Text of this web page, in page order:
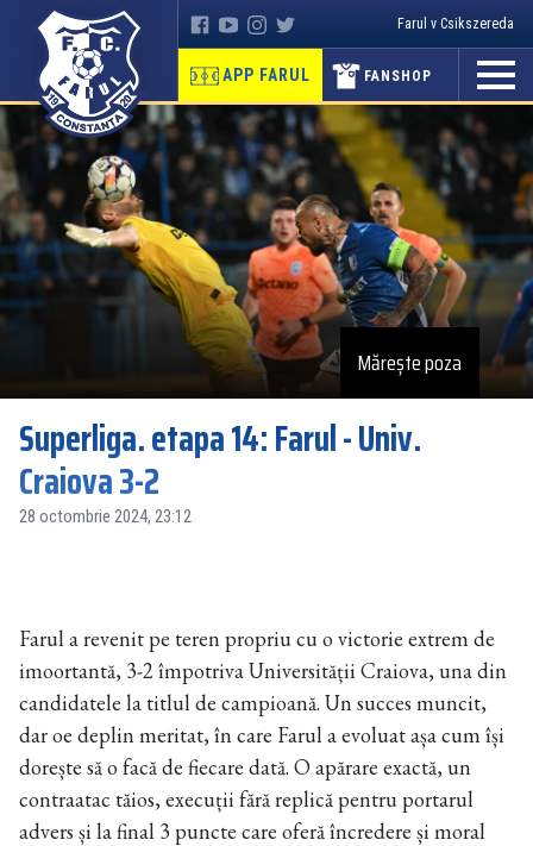
Farul v Csikszereda
APP FARUL FANSHOP
Mărește poza
Superliga. etapa 14: Farul - Univ.
Craiova 3-2
28 octombrie 2024, 23:12
Farul a revenit pe teren propriu cu o victorie extrem de
imoortantă, 3-2 împotriva Universității Craiova, una din
candidatele la titlul de campioană. Un succes muncit,
dar oe deplin meritat, în care Farul a evoluat așa cum își
dorește să o facă de fiecare dată. O apărare exactă, un
contraatac tăios, execuții fără replică pentru portarul
advers și la final 3 puncte care oferă încredere și moral